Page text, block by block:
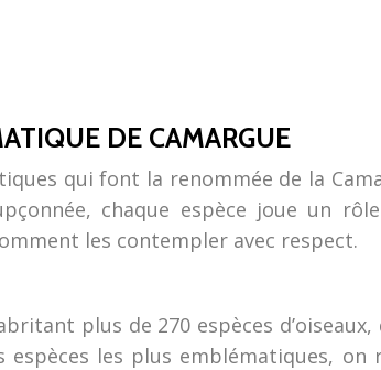
DE CAMARGUE
qui font la renommée de la
chaque espèce joue un
les contempler avec respect.
plus de 270 espèces
espèces les plus emblématiques,